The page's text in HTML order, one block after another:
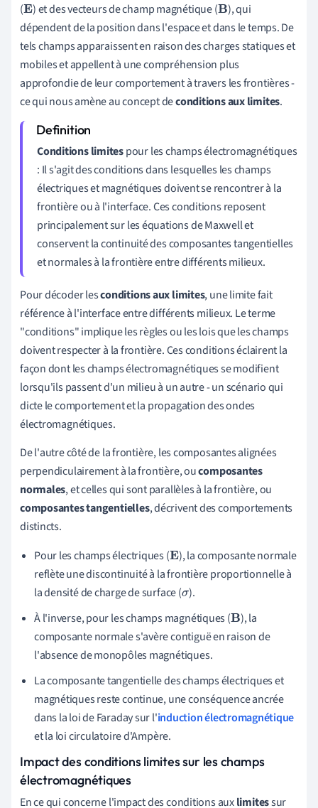
(E ) et des vecteurs de champ magnétique (B ), qui
dépendent de la position dans l'espace et dans le temps. De
tels champs apparaissent en raison des charges statiques et
mobiles et appellent à une compréhension plus
approfondie de leur comportement à travers les frontières -
ce qui nous amène au concept deconditions aux limites.
Conditions limitespour les champs électromagnétiques
: Il s'agit des conditions dans lesquelles les champs
électriques et magnétiques doivent se rencontrer à la
frontière ou à l'interface. Ces conditions reposent
principalement sur les équations de Maxwell et
conservent la continuité des composantes tangentielles
et normales à la frontière entre différents milieux.
Pour décoder lesconditions aux limites, une limite fait
référence à l'interface entre différents milieux. Le terme
"conditions" implique les règles ou les lois que les champs
doivent respecter à la frontière. Ces conditions éclairent la
façon dont les champs électromagnétiques se modifient
lorsqu'ils passent d'un milieu à un autre - un scénario qui
dicte le comportement et la propagation des ondes
électromagnétiques.
De l'autre côté de la frontière, les composantes alignées
perpendiculairement à la frontière, oucomposantes
normales, et celles qui sont parallèles à la frontière, ou
composantes tangentielles, décrivent des comportements
distincts.
Pour les champs électriques (E ), la composante normale
reflète une discontinuité à la frontière proportionnelle à
la densité de charge de surface (σ).
À l'inverse, pour les champs magnétiques (B ), la
composante normale s'avère contiguë en raison de
l'absence de monopôles magnétiques.
La composante tangentielle des champs électriques et
magnétiques reste continue, une conséquence ancrée
dans la loi de Faraday sur l'induction électromagnétique
et la loi circulatoire d'Ampère.
Impact des conditions limites sur les champs
électromagnétiques
En ce qui concerne l'impact des conditions auxlimitessur